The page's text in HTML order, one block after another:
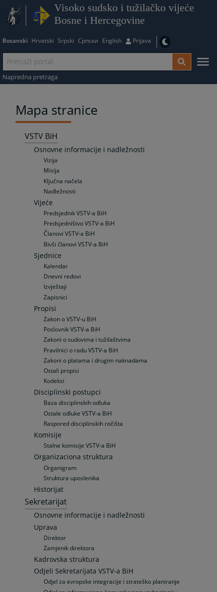
Visoko sudsko i tužilačko vijeće
Bosne i Hercegovine
Bosanski Hrvatski Srpski Српски English Prijava
Napredna pretraga
Mapa stranice
VSTV BiH
Osnovne informacije i nadležnosti
Vizija
Misija
Ključna načela
Nadležnosti
Vijeće
Predsjednik VSTV-a BiH
Predsjedništvo VSTV-a BiH
Članovi VSTV-a BiH
Bivši članovi VSTV-a BiH
Sjednice
Kalendar
Dnevni redovi
Izvještaji
Zapisnici
Propisi
Zakon o VSTV-u BiH
Poslovnik VSTV-a BiH
Zakoni o sudovima i tužilaštvima
Pravilnici o radu VSTV-a BiH
Zakoni o platama i drugim naknadama
Ostali propisi
Kodeksi
Disciplinski postupci
Baza disciplinskih odluka
Ostale odluke VSTV-a BiH
Raspored disciplinskih ročišta
Komisije
Stalne komisije VSTV-a BiH
Organizaciona struktura
Organigram
Struktura uposlenika
Historijat
Sekretarijat
Osnovne informacije i nadležnosti
Uprava
Direktor
Zamjenik direktora
Kadrovska struktura
Odjeli Sekretarijata VSTV-a BiH
Odjel za evropske integracije i strateško planiranje